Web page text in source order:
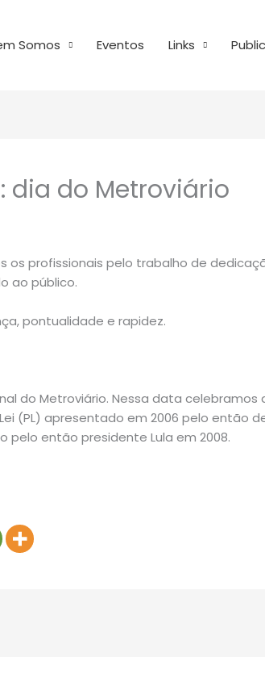
Somos Eventos Links
dia do Metroviário
os profissionais pelo trabalho de
ao público.
pontualidade e rapidez.
do Metroviário. Nessa data
(PL) apresentado em 2006 pelo então
pelo então presidente Lula em 2008.